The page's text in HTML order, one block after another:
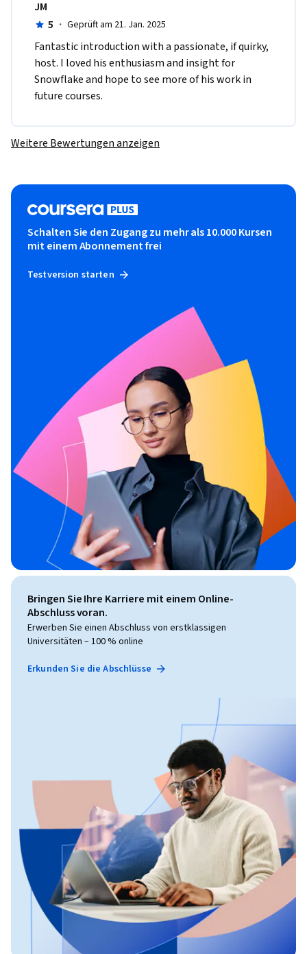
JM
5 · Geprüft am 21. Jan. 2025
Fantastic introduction with a passionate, if quirky,
host. I loved his enthusiasm and insight for
Snowflake and hope to see more of his work in
future courses.
Weitere Bewertungen anzeigen
Schalten Sie den Zugang zu mehr als 10.000 Kursen
mit einem Abonnement frei
Testversion starten
Bringen Sie Ihre Karriere mit einem Online-
Abschluss voran.
Erwerben Sie einen Abschluss von erstklassigen
Universitäten – 100 % online
Erkunden Sie die Abschlüsse